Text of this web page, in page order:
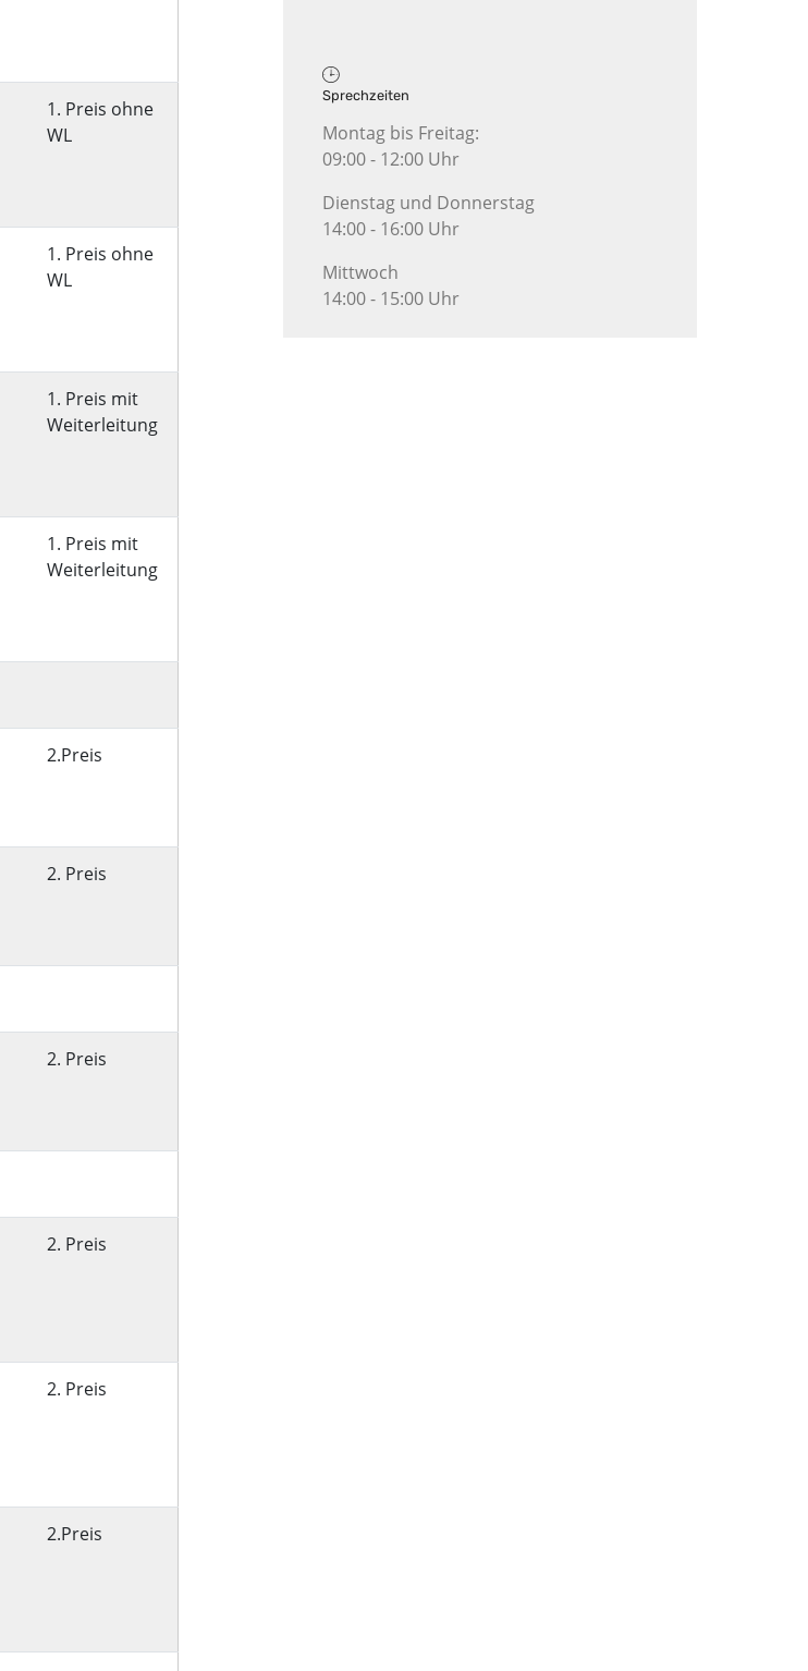
Sprechzeiten
Montag bis Freitag:
09:00 - 12:00 Uhr
Dienstag und Donnerstag
14:00 - 16:00 Uhr
Mittwoch
14:00 - 15:00 Uhr
1. Preis ohne
WL
1. Preis ohne
WL
1. Preis mit
Weiterleitung
1. Preis mit
Weiterleitung
2.Preis
2. Preis
2. Preis
2. Preis
2. Preis
2.Preis